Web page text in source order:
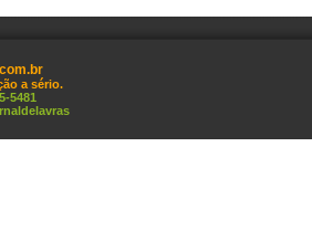
a sério.
5481